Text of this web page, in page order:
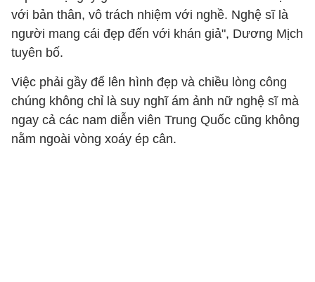
với bản thân, vô trách nhiệm với nghề. Nghệ sĩ là
người mang cái đẹp đến với khán giả", Dương Mịch
tuyên bố.
Việc phải gầy để lên hình đẹp và chiều lòng công
chúng không chỉ là suy nghĩ ám ảnh nữ nghệ sĩ mà
ngay cả các nam diễn viên Trung Quốc cũng không
nằm ngoài vòng xoáy ép cân.